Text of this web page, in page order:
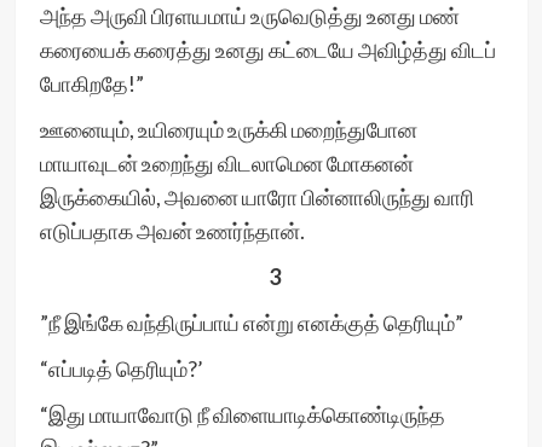
அந்த அருவி பிரளயமாய் உருவெடுத்து உனது மண்
கரையைக் கரைத்து உனது கட்டையே அவிழ்த்து விடப்
போகிறதே!”
ஊனையும், உயிரையும் உருக்கி மறைந்துபோன
மாயாவுடன் உறைந்து விடலாமென மோகனன்
இருக்கையில், அவனை யாரோ பின்னாலிருந்து வாரி
எடுப்பதாக அவன் உணர்ந்தான்.
3
”நீ இங்கே வந்திருப்பாய் என்று எனக்குத் தெரியும்”
“எப்படித் தெரியும்?’
“இது மாயாவோடு நீ விளையாடிக்கொண்டிருந்த